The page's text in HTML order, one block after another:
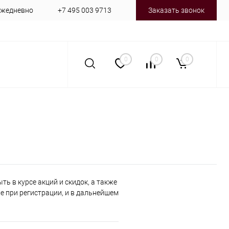
+7 495 003 9713 Заказать звонок
0 0 0
в курсе акций и скидок, а также
при регистрации, и в дальнейшем